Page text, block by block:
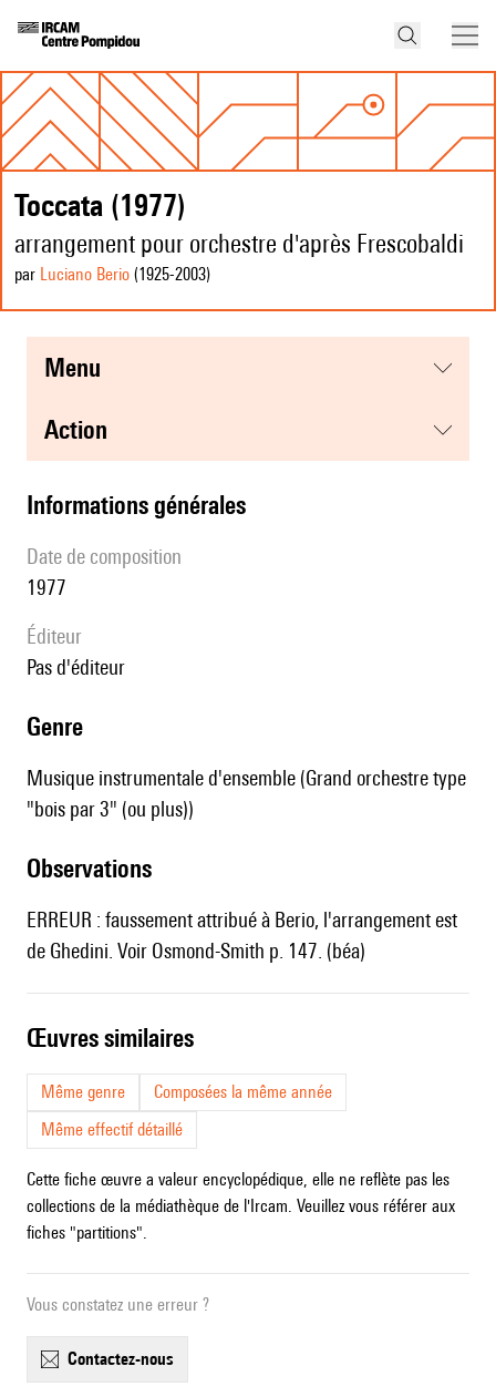
Toccata (1977)
arrangement pour orchestre d'après Frescobaldi
par Luciano Berio (1925-2003)
menu
action
informations générales
date de composition
1977
éditeur
pas d'éditeur
genre
Musique instrumentale d'ensemble (Grand orchestre type
"bois par 3" (ou plus))
observations
ERREUR : faussement attribué à Berio, l'arrangement est
de Ghedini. Voir Osmond-Smith p. 147. (béa)
œuvres similaires
Même genre
Composées la même année
Même effectif détaillé
Cette fiche œuvre a valeur encyclopédique, elle ne reflète pas les
collections de la médiathèque de l'Ircam. Veuillez vous référer aux
fiches "partitions".
Vous constatez une erreur ?
contactez-nous